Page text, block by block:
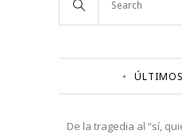
De la tragedia al “sí,